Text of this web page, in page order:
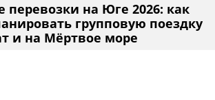
перевозки на Юге 2026: как
групповую поездку
и на Мёртвое море